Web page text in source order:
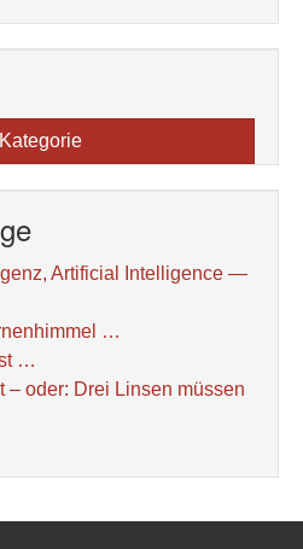
Artificial Intelligence —
…
…
– oder: Drei Linsen müssen